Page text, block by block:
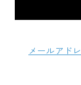
メールアド